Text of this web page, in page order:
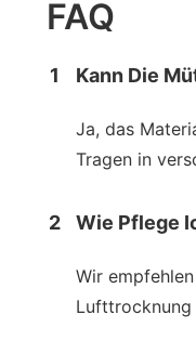
FAQ
1 Kann Die
Ja, das
Tragen in
2 Wie Pflege
Wir
Lufttrocknung